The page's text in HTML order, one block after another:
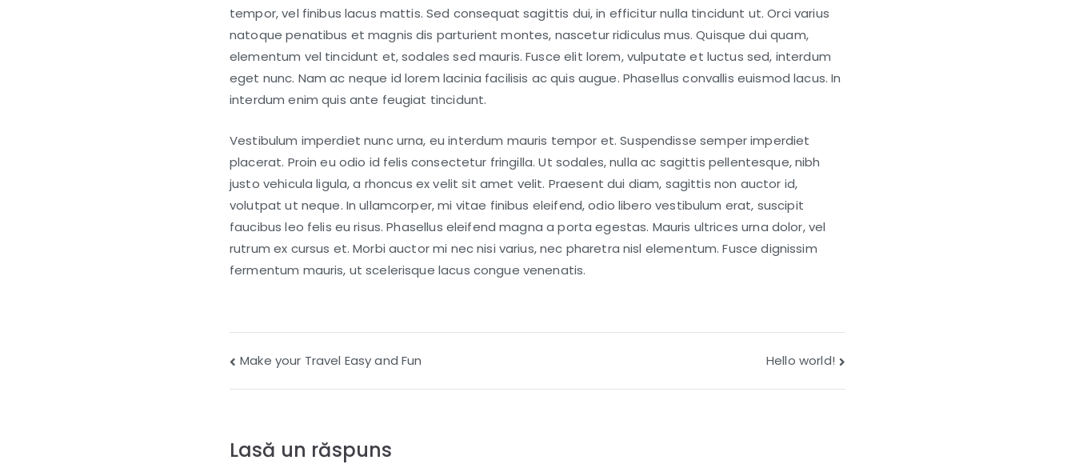
Historic
Landmarks
of
Nepal.
tempor, vel finibus lacus mattis. Sed consequat sagittis dui, in efficitur nulla tincidunt ut. Orci varius
natoque penatibus et magnis dis parturient montes, nascetur ridiculus mus. Quisque dui quam,
elementum vel tincidunt et, sodales sed mauris. Fusce elit lorem, vulputate et luctus sed, interdum
eget nunc. Nam ac neque id lorem lacinia facilisis ac quis augue. Phasellus convallis euismod lacus. In
interdum enim quis ante feugiat tincidunt.
Vestibulum imperdiet nunc urna, eu interdum mauris tempor et. Suspendisse semper imperdiet
placerat. Proin eu odio id felis consectetur fringilla. Ut sodales, nulla ac sagittis pellentesque, nibh
justo vehicula ligula, a rhoncus ex velit sit amet velit. Praesent dui diam, sagittis non auctor id,
volutpat ut neque. In ullamcorper, mi vitae finibus eleifend, odio libero vestibulum erat, suscipit
faucibus leo felis eu risus. Phasellus eleifend magna a porta egestas. Mauris ultrices urna dolor, vel
rutrum ex cursus et. Morbi auctor mi nec nisi varius, nec pharetra nisl elementum. Fusce dignissim
fermentum mauris, ut scelerisque lacus congue venenatis.
Navigare
în
articole
Make your Travel Easy and Fun Hello world!
Lasă un răspuns